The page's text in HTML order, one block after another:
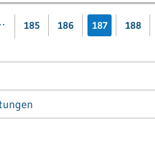
185 186 187 188